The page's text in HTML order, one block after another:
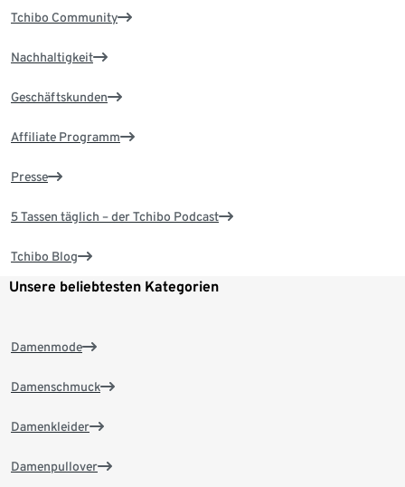
Tchibo Community
Nachhaltigkeit
Geschäftskunden
Affiliate Programm
Presse
5 Tassen täglich – der Tchibo Podcast
Tchibo Blog
Unsere beliebtesten Kategorien
Damenmode
Damenschmuck
Damenkleider
Damenpullover